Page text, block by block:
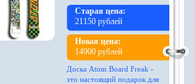
Старая цена:
21150 рублей
Новая цена:
14900 рублей
Доска Atom Board Freak -
это настоящий подарок для